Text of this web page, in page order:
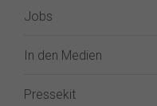
Jobs
In den Medien
Pressekit